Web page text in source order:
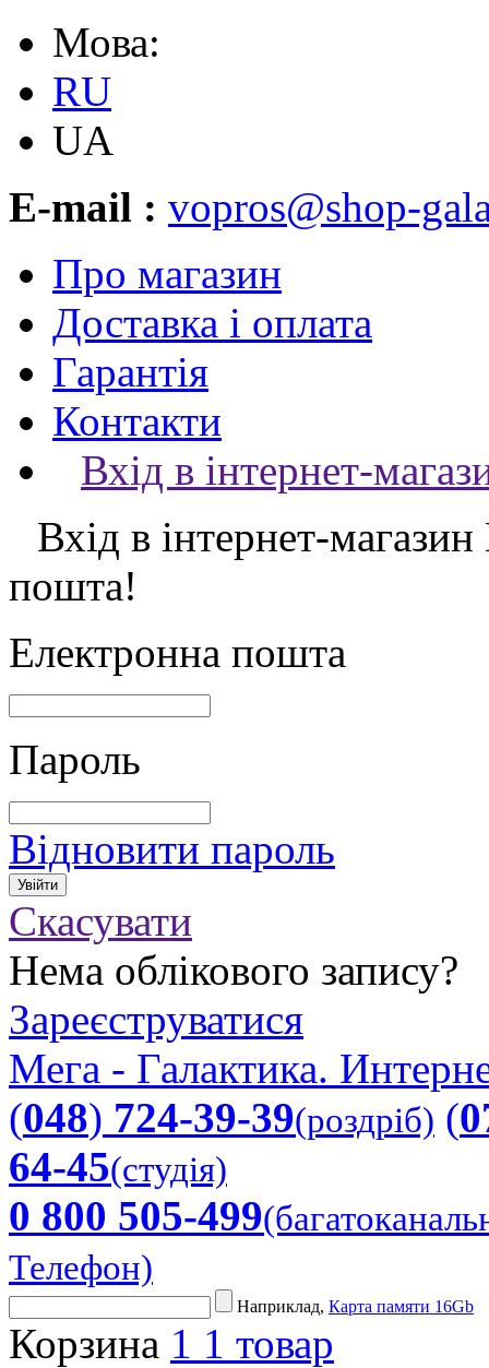
Мова:
RU
UA
E-mail : vopros@shop-
Про магазин
Доставка і оплата
Гарантія
Контакти
Вхід в інтернет-
Вхід в інтернет-магазин
пошта!
Електронна пошта
Пароль
Відновити пароль
Скасувати
Нема облікового запису?
Зареєструватися
Мега - Галактика.
(048) 724-39-39(роздріб) (
64-45(студія)
0 800 505-499
Телефон)
Наприклад, Карта памяти 16Gb
Корзина 1 1 товар